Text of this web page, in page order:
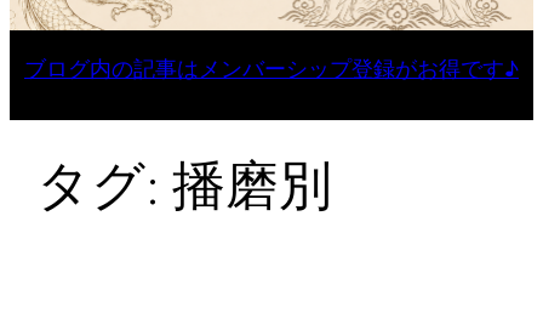
ブログ内の記事はメンバーシップ登録がお得です♪
タグ:播磨別